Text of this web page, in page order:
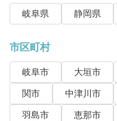
岐阜県 静岡県
市区町村
岐阜市 大垣市
関市
中津川市
羽島市
恵那市